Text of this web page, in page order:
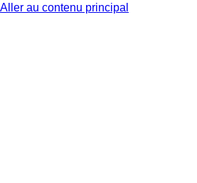
Aller au contenu principal